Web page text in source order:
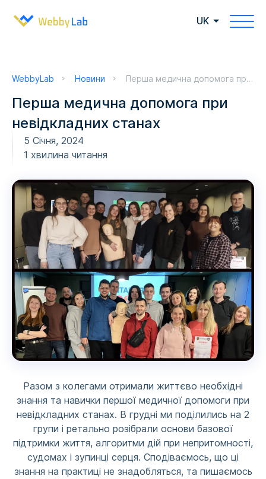
UK
WebbyLab Новини Перша медична допомога при невідкладних станах
Перша медична допомога при
невідкладних станах
5 Січня, 2024
1 хвилина читання
Разом з колегами отримали життєво необхідні
знання та навички першої медичної допомоги при
невідкладних станах. В грудні ми поділились на 2
групи і ретально розібрали основи базової
підтримки життя, алгоритми дій при непритомності,
судомах і зупинці серця. Сподіваємось, що ці
знання на практиці не знадобляться, та пишаємось